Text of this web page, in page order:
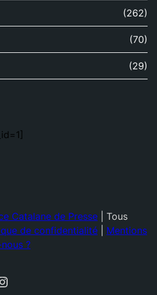
(262)
(70)
(29)
Catalane de Presse | Tous
de confidentialité
Mentions
?